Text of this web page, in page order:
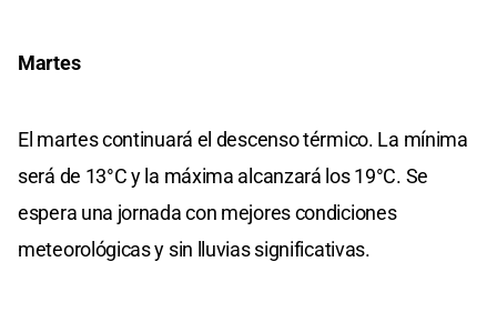
Martes
El martes continuará el descenso térmico. La mínima
será de 13°C y la máxima alcanzará los 19°C. Se
espera una jornada con mejores condiciones
meteorológicas y sin lluvias significativas.